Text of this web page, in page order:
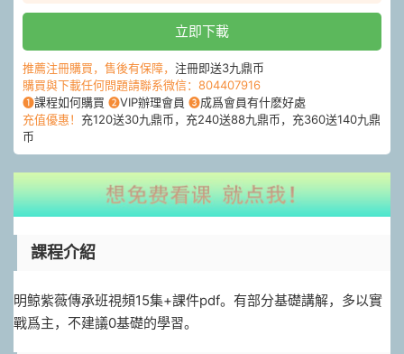
立即下載
推薦注冊購買，售後有保障， 注冊即送3九鼎币
購買與下載任何問題請聯系微信：804407916
❶課程如何購買 ❷VIP辦理會員 ❸成爲會員有什麽好處
充值優惠！ 充120送30九鼎币，充240送88九鼎币，充360送140九鼎
币
課程介紹
明鲸紫薇傳承班視頻15集+課件pdf。有部分基礎講解，多以實
戰爲主，不建議0基礎的學習。